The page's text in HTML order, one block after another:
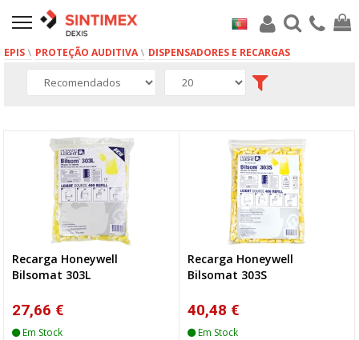
EPIS PROTEÇÃO AUDITIVA DISPENSADORES E RECARGAS
8 produto(s)
Recarga Honeywell
Bilsomat 303L
27,66 €
Em Stock
Recarga Honeywell
Bilsomat 303S
40,48 €
Em Stock